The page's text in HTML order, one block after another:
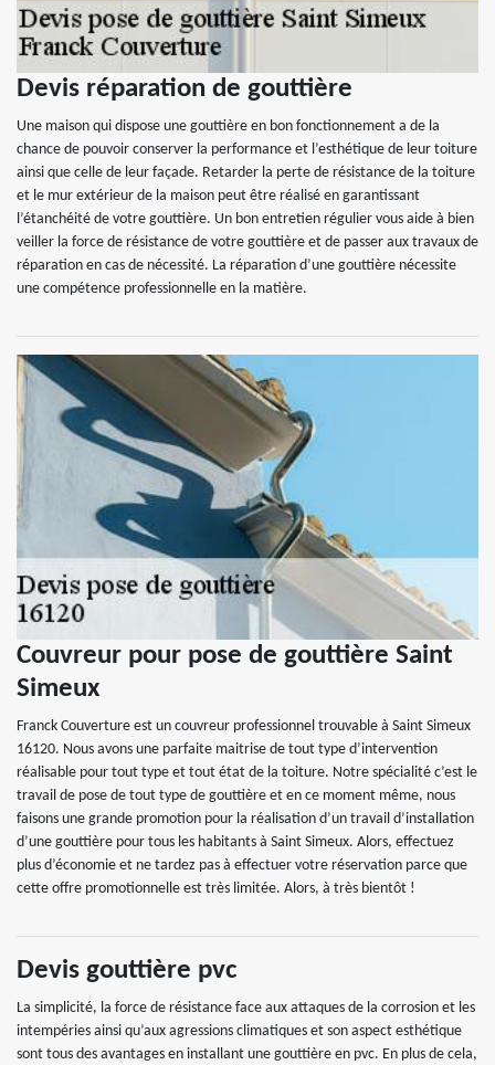
Devis réparation de gouttière
Une maison qui dispose une gouttière en bon fonctionnement a de la
chance de pouvoir conserver la performance et l’esthétique de leur toiture
ainsi que celle de leur façade. Retarder la perte de résistance de la toiture
et le mur extérieur de la maison peut être réalisé en garantissant
l’étanchéité de votre gouttière. Un bon entretien régulier vous aide à bien
veiller la force de résistance de votre gouttière et de passer aux travaux de
réparation en cas de nécessité. La réparation d’une gouttière nécessite
une compétence professionnelle en la matière.
Couvreur pour pose de gouttière Saint
Simeux
Franck Couverture est un couvreur professionnel trouvable à Saint Simeux
16120. Nous avons une parfaite maitrise de tout type d’intervention
réalisable pour tout type et tout état de la toiture. Notre spécialité c’est le
travail de pose de tout type de gouttière et en ce moment même, nous
faisons une grande promotion pour la réalisation d’un travail d’installation
d’une gouttière pour tous les habitants à Saint Simeux. Alors, effectuez
plus d’économie et ne tardez pas à effectuer votre réservation parce que
cette offre promotionnelle est très limitée. Alors, à très bientôt !
Devis gouttière pvc
La simplicité, la force de résistance face aux attaques de la corrosion et les
intempéries ainsi qu’aux agressions climatiques et son aspect esthétique
sont tous des avantages en installant une gouttière en pvc. En plus de cela,